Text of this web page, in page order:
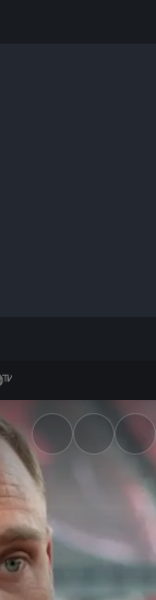
-